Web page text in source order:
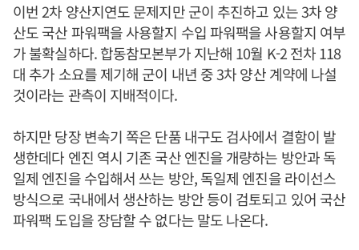
이번 2차 양산지연도 문제지만 군이 추진하고 있는 3차 양
산도 국산 파워팩을 사용할지 수입 파워팩을 사용할지 여부
가 불확실하다. 합동참모본부가 지난해 10월 K-2 전차 118
대 추가 소요를 제기해 군이 내년 중 3차 양산 계약에 나설
것이라는 관측이 지배적이다.
하지만 당장 변속기 쪽은 단품 내구도 검사에서 결함이 발
생한데다 엔진 역시 기존 국산 엔진을 개량하는 방안과 독
일제 엔진을 수입해서 쓰는 방안, 독일제 엔진을 라이선스
방식으로 국내에서 생산하는 방안 등이 검토되고 있어 국산
파워팩 도입을 장담할 수 없다는 말도 나온다.